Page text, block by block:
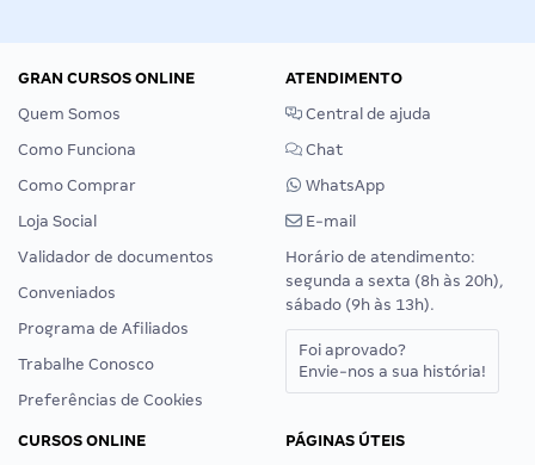
GRAN CURSOS ONLINE
Quem Somos
Como Funciona
Como Comprar
Loja Social
Validador de documentos
Conveniados
Programa de Afiliados
Trabalhe Conosco
Preferências de Cookies
ATENDIMENTO
Central de ajuda
Chat
WhatsApp
E-mail
Horário de atendimento:
segunda a sexta (8h às 20h),
sábado (9h às 13h).
Foi aprovado?
Envie-nos a sua história!
CURSOS ONLINE
PÁGINAS ÚTEIS